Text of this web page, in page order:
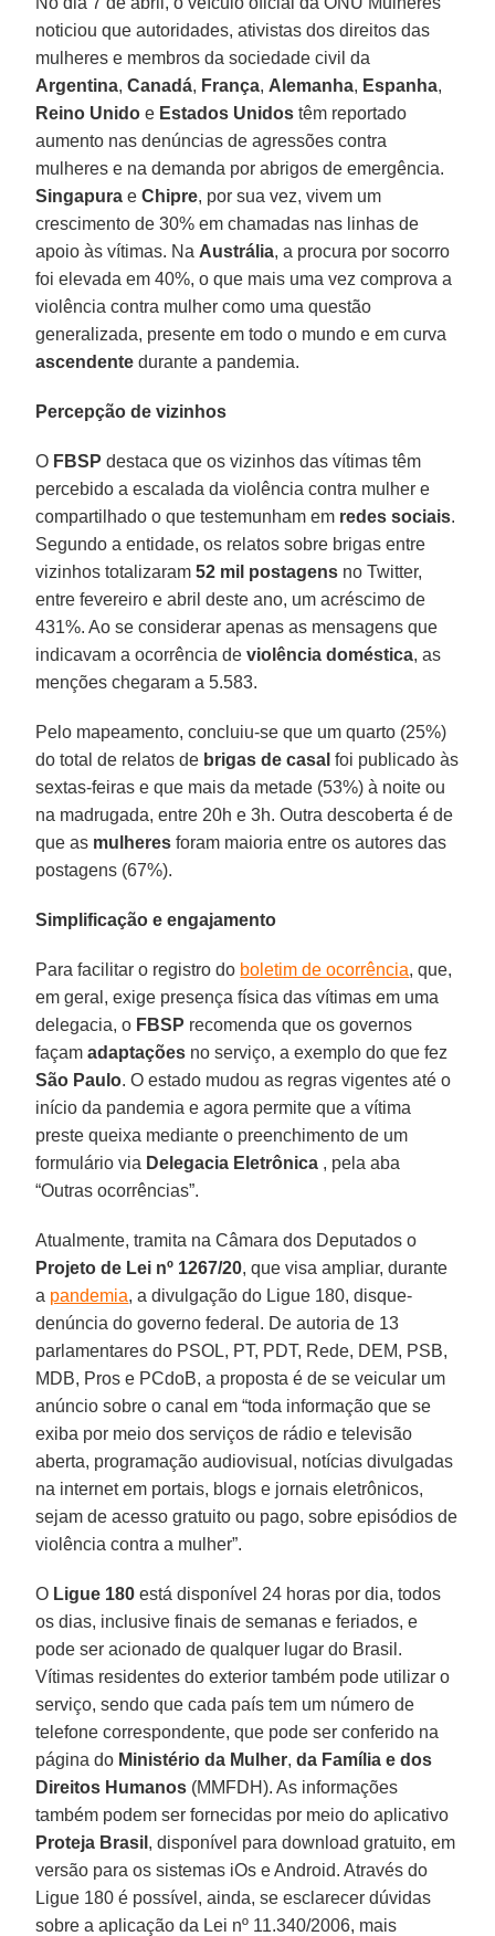
noticiou que autoridades, ativistas dos direitos das
mulheres e membros da sociedade civil da
Argentina,Canadá, França, Alemanha, Espanha,
Reino Unido e Estados Unidos têm reportado
aumento nas denúncias de agressões contra
mulheres e na demanda por abrigos de emergência.
Singapura eChipre, por sua vez, vivem um
crescimento de 30% em chamadas nas linhas de
apoio às vítimas. Na Austrália, a procura por socorro
foi elevada em 40%, o que mais uma vez comprova a
violência contra mulher como uma questão
generalizada, presente em todo o mundo e em curva
ascendente durante a pandemia.
Percepção de vizinhos
O FBSP destaca que os vizinhos das vítimas têm
percebido a escalada da violência contra mulher e
compartilhado o que testemunham em redes sociais.
Segundo a entidade, os relatos sobre brigas entre
vizinhos totalizaram52 mil postagens no Twitter,
entre fevereiro e abril deste ano, um acréscimo de
431%. Ao se considerar apenas as mensagens que
indicavam a ocorrência deviolência doméstica, as
menções chegaram a 5.583.
Pelo mapeamento, concluiu-se que um quarto (25%)
do total de relatos de brigas de casal foi publicado às
sextas-feiras e que mais da metade (53%) à noite ou
na madrugada, entre 20h e 3h. Outra descoberta é de
que as mulheres foram maioria entre os autores das
postagens (67%).
Simplificação e engajamento
Para facilitar o registro do boletim de ocorrência, que,
em geral, exige presença física das vítimas em uma
delegacia, o FBSP recomenda que os governos
façamadaptações no serviço, a exemplo do que fez
São Paulo. O estado mudou as regras vigentes até o
início da pandemia e agora permite que a vítima
preste queixa mediante o preenchimento de um
formulário via Delegacia Eletrônica , pela aba
“Outras ocorrências”.
Atualmente, tramita na Câmara dos Deputados o
Projeto de Lei nº 1267/20, que visa ampliar, durante
a pandemia, a divulgação do Ligue 180, disque-
denúncia do governo federal. De autoria de 13
parlamentares do PSOL, PT, PDT, Rede, DEM, PSB,
MDB, Pros e PCdoB, a proposta é de se veicular um
anúncio sobre o canal em “toda informação que se
exiba por meio dos serviços de rádio e televisão
aberta, programação audiovisual, notícias divulgadas
na internet em portais, blogs e jornais eletrônicos,
sejam de acesso gratuito ou pago, sobre episódios de
violência contra a mulher”.
O Ligue 180 está disponível 24 horas por dia, todos
os dias, inclusive finais de semanas e feriados, e
pode ser acionado de qualquer lugar do Brasil.
Vítimas residentes do exterior também pode utilizar o
serviço, sendo que cada país tem um número de
telefone correspondente, que pode ser conferido na
página do Ministério da Mulher,da Família e dos
Direitos Humanos (MMFDH). As informações
também podem ser fornecidas por meio do aplicativo
Proteja Brasil , disponível para download gratuito, em
versão para os sistemas iOs e Android. Através do
Ligue 180 é possível, ainda, se esclarecer dúvidas
sobre a aplicação da Lei nº 11.340/2006, mais